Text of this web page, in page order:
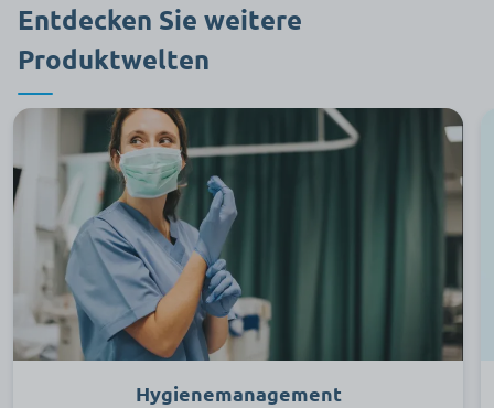
Entdecken Sie weitere
Produktwelten
Hygienemanagement